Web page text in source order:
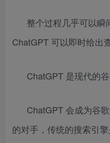
整个过程几乎可以瞬
ChatGPT 可以即时给出
ChatGPT 是现代的
ChatGPT 会成为谷
的对手，传统的搜索引